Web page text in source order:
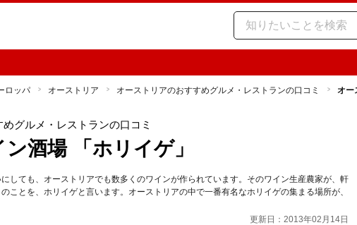
ロッパ オーストリア オーストリアのおすすめグルメ・レストランの口コミ オー
グルメ・レストランの口コミ
酒場 「ホリイゲ」
しても、オーストリアでも数多くのワインが作られています。そのワイン生産農家が、軒
ことを、ホリイゲと言います。オーストリアの中で一番有名なホリイゲの集まる場所が、
更新日：2013年02月14日